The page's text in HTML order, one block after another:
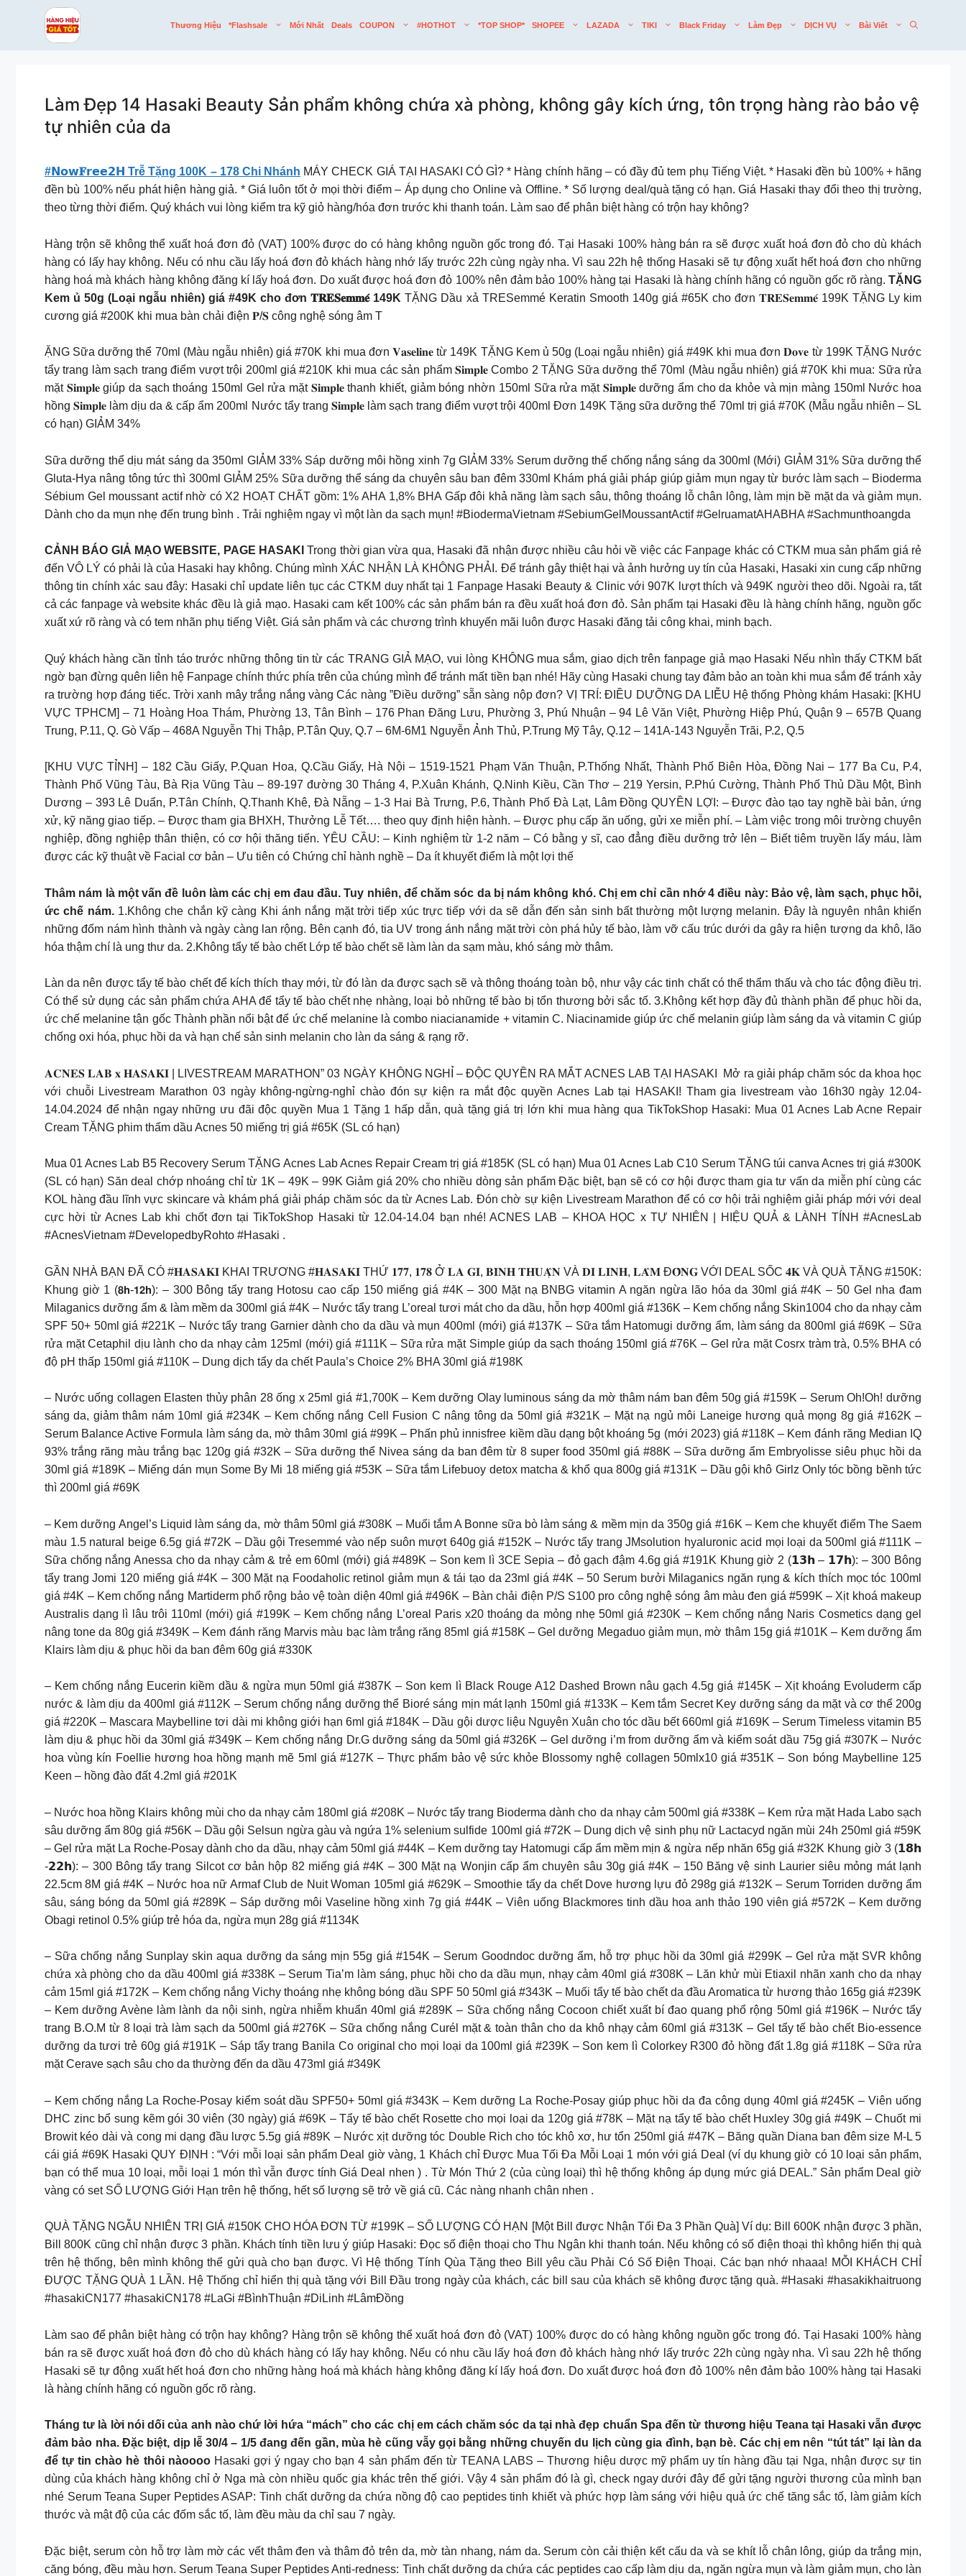
Thương Hiệu *flashsale Mới Nhất Deals COUPON #HOTHOT *TOP SHOP* SHOPEE LAZADA TIKI Black Friday Làm Đẹp DỊCH VỤ Bài Viết
Làm Đẹp 14 Hasaki Beauty Sản phẩm không chứa xà phòng, không gây kích ứng, tôn trọng hàng rào bảo vệ
tự nhiên của da
#𝗡𝗼𝘄𝐅𝗿𝗲𝗲𝟮𝗛 Trễ Tặng 100K – 178 Chi Nhánh MÁY CHECK GIÁ TẠI HASAKI CÓ GÌ?* Hàng chính hãng – có đầy đủ tem phụ Tiếng Việt. * Hasaki đền bù 100% + hãng
đền bù 100% nếu phát hiện hàng giả. * Giá luôn tốt ở mọi thời điểm – Áp dụng cho Online và Offline. * Số lượng deal/quà tặng có hạn. Giá Hasaki thay đổi theo thị trường,
theo từng thời điểm. Quý khách vui lòng kiểm tra kỹ giỏ hàng/hóa đơn trước khi thanh toán. Làm sao để phân biệt hàng có trộn hay không?
Hàng trộn sẽ không thể xuất hoá đơn đỏ (VAT) 100% được do có hàng không nguồn gốc trong đó. Tại Hasaki 100% hàng bán ra sẽ được xuất hoá đơn đỏ cho dù khách
hàng có lấy hay không. Nếu có nhu cầu lấy hoá đơn đỏ khách hàng nhớ lấy trước 22h cùng ngày nha. Vì sau 22h hệ thống Hasaki sẽ tự động xuất hết hoá đơn cho những
hàng hoá mà khách hàng không đăng kí lấy hoá đơn. Do xuất được hoá đơn đỏ 100% nên đảm bảo 100% hàng tại Hasaki là hàng chính hãng có nguồn gốc rõ ràng. TẶNG
Kem ủ 50g (Loại ngẫu nhiên) giá #49K cho đơn 𝐓𝐑𝐄𝐒𝐞𝐦𝐦𝐞́ 149K TẶNG Dầu xả TRESemmé Keratin Smooth 140g giá #65K cho đơn 𝐓𝐑𝐄𝐒𝐞𝐦𝐦𝐞́ 199K TẶNG Ly kim
cương giá #200K khi mua bàn chải điện 𝐏/𝐒 công nghệ sóng âm T
ẶNG Sữa dưỡng thể 70ml (Màu ngẫu nhiên) giá #70K khi mua đơn 𝐕𝐚𝐬𝐞𝐥𝐢𝐧𝐞 từ 149K TẶNG Kem ủ 50g (Loại ngẫu nhiên) giá #49K khi mua đơn 𝐃𝐨𝐯𝐞 từ 199K TẶNG Nước
tẩy trang làm sạch trang điểm vượt trội 200ml giá #210K khi mua các sản phẩm 𝐒𝐢𝐦𝐩𝐥𝐞 Combo 2 TẶNG Sữa dưỡng thể 70ml (Màu ngẫu nhiên) giá #70K khi mua: Sữa rửa
mặt 𝐒𝐢𝐦𝐩𝐥𝐞 giúp da sạch thoáng 150ml Gel rửa mặt 𝐒𝐢𝐦𝐩𝐥𝐞 thanh khiết, giảm bóng nhờn 150ml Sữa rửa mặt 𝐒𝐢𝐦𝐩𝐥𝐞 dưỡng ẩm cho da khỏe và mịn màng 150ml Nước hoa
hồng 𝐒𝐢𝐦𝐩𝐥𝐞 làm dịu da & cấp ẩm 200ml Nước tẩy trang 𝐒𝐢𝐦𝐩𝐥𝐞 làm sạch trang điểm vượt trội 400ml Đơn 149K Tặng sữa dưỡng thể 70ml trị giá #70K (Mẫu ngẫu nhiên – SL
có hạn) GIẢM 34%
Sữa dưỡng thể dịu mát sáng da 350ml GIẢM 33% Sáp dưỡng môi hồng xinh 7g GIẢM 33% Serum dưỡng thể chống nắng sáng da 300ml (Mới) GIẢM 31% Sữa dưỡng thể
Gluta-Hya nâng tông tức thì 300ml GIẢM 25% Sữa dưỡng thể sáng da chuyên sâu ban đêm 330ml Khám phá giải pháp giúp giảm mụn ngay từ bước làm sạch – Bioderma
Sébium Gel moussant actif nhờ có X2 HOẠT CHẤT gồm: 1% AHA 1,8% BHA Gấp đôi khả năng làm sạch sâu, thông thoáng lỗ chân lông, làm mịn bề mặt da và giảm mụn.
Dành cho da mụn nhẹ đến trung bình . Trải nghiệm ngay vì một làn da sạch mụn! #BiodermaVietnam #SebiumGelMoussantActif #GelruamatAHABHA #Sachmunthoangda
CẢNH BÁO GIẢ MẠO WEBSITE, PAGE HASAKITrong thời gian vừa qua, Hasaki đã nhận được nhiều câu hỏi về việc các Fanpage khác có CTKM mua sản phẩm giá rẻ
đến VÔ LÝ có phải là của Hasaki hay không. Chúng mình XÁC NHẬN LÀ KHÔNG PHẢI. Để tránh gây thiệt hại và ảnh hưởng uy tín của Hasaki, Hasaki xin cung cấp những
thông tin chính xác sau đây: Hasaki chỉ update liên tục các CTKM duy nhất tại 1 Fanpage Hasaki Beauty & Clinic với 907K lượt thích và 949K người theo dõi. Ngoài ra, tất
cả các fanpage và website khác đều là giả mạo. Hasaki cam kết 100% các sản phẩm bán ra đều xuất hoá đơn đỏ. Sản phẩm tại Hasaki đều là hàng chính hãng, nguồn gốc
xuất xứ rõ ràng và có tem nhãn phụ tiếng Việt. Giá sản phẩm và các chương trình khuyến mãi luôn được Hasaki đăng tải công khai, minh bạch.
Quý khách hàng cần tỉnh táo trước những thông tin từ các TRANG GIẢ MẠO, vui lòng KHÔNG mua sắm, giao dịch trên fanpage giả mạo Hasaki Nếu nhìn thấy CTKM bất
ngờ bạn đừng quên liên hệ Fanpage chính thức phía trên của chúng mình để tránh mất tiền bạn nhé! Hãy cùng Hasaki chung tay đảm bảo an toàn khi mua sắm để tránh xảy
ra trường hợp đáng tiếc. Trời xanh mây trắng nắng vàng Các nàng ”Điều dưỡng” sẵn sàng nộp đơn? VỊ TRÍ: ĐIỀU DƯỠNG DA LIỄU Hệ thống Phòng khám Hasaki: [KHU
VỰC TPHCM] – 71 Hoàng Hoa Thám, Phường 13, Tân Bình – 176 Phan Đăng Lưu, Phường 3, Phú Nhuận – 94 Lê Văn Việt, Phường Hiệp Phú, Quận 9 – 657B Quang
Trung, P.11, Q. Gò Vấp – 468A Nguyễn Thị Thập, P.Tân Quy, Q.7 – 6M-6M1 Nguyễn Ảnh Thủ, P.Trung Mỹ Tây, Q.12 – 141A-143 Nguyễn Trãi, P.2, Q.5
[KHU VỰC TỈNH] – 182 Cầu Giấy, P.Quan Hoa, Q.Cầu Giấy, Hà Nội – 1519-1521 Phạm Văn Thuận, P.Thống Nhất, Thành Phố Biên Hòa, Đồng Nai – 177 Ba Cu, P.4,
Thành Phố Vũng Tàu, Bà Rịa Vũng Tàu – 89-197 đường 30 Tháng 4, P.Xuân Khánh, Q.Ninh Kiều, Cần Thơ – 219 Yersin, P.Phú Cường, Thành Phố Thủ Dầu Một, Bình
Dương – 393 Lê Duẩn, P.Tân Chính, Q.Thanh Khê, Đà Nẵng – 1-3 Hai Bà Trưng, P.6, Thành Phố Đà Lạt, Lâm Đồng QUYỀN LỢI: – Được đào tạo tay nghề bài bản, ứng
xử, kỹ năng giao tiếp. – Được tham gia BHXH, Thưởng Lễ Tết…. theo quy định hiện hành. – Được phụ cấp ăn uống, gửi xe miễn phí. – Làm việc trong môi trường chuyên
nghiệp, đồng nghiệp thân thiện, có cơ hội thăng tiến. YÊU CẦU: – Kinh nghiệm từ 1-2 năm – Có bằng y sĩ, cao đẳng điều dưỡng trở lên – Biết tiêm truyền lấy máu, làm
được các kỹ thuật về Facial cơ bản – Ưu tiên có Chứng chỉ hành nghề – Da ít khuyết điểm là một lợi thế
Thâm nám là một vấn đề luôn làm các chị em đau đầu. Tuy nhiên, để chăm sóc da bị nám không khó. Chị em chỉ cần nhớ 4 điều này: Bảo vệ, làm sạch, phục hồi,
ức chế nám.1.Không che chắn kỹ càng Khi ánh nắng mặt trời tiếp xúc trực tiếp với da sẽ dẫn đến sản sinh bất thường một lượng melanin. Đây là nguyên nhân khiến
những đốm nám hình thành và ngày càng lan rộng. Bên cạnh đó, tia UV trong ánh nắng mặt trời còn phá hủy tế bào, làm vỡ cấu trúc dưới da gây ra hiện tượng da khô, lão
hóa thậm chí là ung thư da. 2.Không tẩy tế bào chết Lớp tế bào chết sẽ làm làn da sạm màu, khó sáng mờ thâm.
Làn da nên được tẩy tế bào chết để kích thích thay mới, từ đó làn da được sạch sẽ và thông thoáng toàn bộ, như vậy các tinh chất có thể thẩm thấu và cho tác động điều trị.
Có thể sử dụng các sản phẩm chứa AHA để tẩy tế bào chết nhẹ nhàng, loại bỏ những tế bào bị tổn thương bởi sắc tố. 3.Không kết hợp đầy đủ thành phần để phục hồi da,
ức chế melanine tận gốc Thành phần nổi bật để ức chế melanine là combo niacianamide + vitamin C. Niacinamide giúp ức chế melanin giúp làm sáng da và vitamin C giúp
chống oxi hóa, phục hồi da và hạn chế sản sinh melanin cho làn da sáng & rạng rỡ.
𝐀𝐂𝐍𝐄𝐒 𝐋𝐀𝐁 𝐱 𝐇𝐀𝐒𝐀𝐊𝐈 | LIVESTREAM MARATHON” 03 NGÀY KHÔNG NGHỈ – ĐỘC QUYỀN RA MẮT ACNES LAB TẠI HASAKI ️ Mở ra giải pháp chăm sóc da khoa học
với chuỗi Livestream Marathon 03 ngày không-ngừng-nghỉ chào đón sự kiện ra mắt độc quyền Acnes Lab tại HASAKI! Tham gia livestream vào 16h30 ngày 12.04-
14.04.2024 để nhận ngay những ưu đãi độc quyền Mua 1 Tặng 1 hấp dẫn, quà tặng giá trị lớn khi mua hàng qua TikTokShop Hasaki: Mua 01 Acnes Lab Acne Repair
Cream TẶNG phim thấm dầu Acnes 50 miếng trị giá #65K (SL có hạn)
Mua 01 Acnes Lab B5 Recovery Serum TẶNG Acnes Lab Acnes Repair Cream trị giá #185K (SL có hạn) Mua 01 Acnes Lab C10 Serum TẶNG túi canva Acnes trị giá #300K
(SL có hạn) Săn deal chớp nhoáng chỉ từ 1K – 49K – 99K Giảm giá 20% cho nhiều dòng sản phẩm Đặc biệt, bạn sẽ có cơ hội được tham gia tư vấn da miễn phí cùng các
KOL hàng đầu lĩnh vực skincare và khám phá giải pháp chăm sóc da từ Acnes Lab. Đón chờ sự kiện Livestream Marathon để có cơ hội trải nghiệm giải pháp mới với deal
cực hời từ Acnes Lab khi chốt đơn tại TikTokShop Hasaki từ 12.04-14.04 bạn nhé! ACNES LAB – KHOA HỌC x TỰ NHIÊN | HIỆU QUẢ & LÀNH TÍNH #AcnesLab
#AcnesVietnam #DevelopedbyRohto #Hasaki .
GẦN NHÀ BẠN ĐÃ CÓ #𝐇𝐀𝐒𝐀𝐊𝐈 KHAI TRƯƠNG #𝐇𝐀𝐒𝐀𝐊𝐈 THỨ 𝟏𝟕𝟕, 𝟏𝟕𝟖 Ở 𝐋𝐀 𝐆𝐈, 𝐁𝐈̀𝐍𝐇 𝐓𝐇𝐔𝐀̣̂𝐍 VÀ 𝐃𝐈 𝐋𝐈𝐍𝐇, 𝐋𝐀̂𝐌 Đ𝐎̂̀𝐍𝐆 VỚI DEAL SỐC 𝟒𝐊 VÀ QUÀ TẶNG #150K:
Khung giờ 1 (𝟴𝗵-𝟭𝟮𝗵): – 300 Bông tẩy trang Hotosu cao cấp 150 miếng giá #4K – 300 Mặt nạ BNBG vitamin A ngăn ngừa lão hóa da 30ml giá #4K – 50 Gel nha đam
Milaganics dưỡng ẩm & làm mềm da 300ml giá #4K – Nước tẩy trang L’oreal tươi mát cho da dầu, hỗn hợp 400ml giá #136K – Kem chống nắng Skin1004 cho da nhạy cảm
SPF 50+ 50ml giá #221K – Nước tẩy trang Garnier dành cho da dầu và mụn 400ml (mới) giá #137K – Sữa tắm Hatomugi dưỡng ẩm, làm sáng da 800ml giá #69K – Sữa
rửa mặt Cetaphil dịu lành cho da nhạy cảm 125ml (mới) giá #111K – Sữa rửa mặt Simple giúp da sạch thoáng 150ml giá #76K – Gel rửa mặt Cosrx tràm trà, 0.5% BHA có
độ pH thấp 150ml giá #110K – Dung dịch tẩy da chết Paula’s Choice 2% BHA 30ml giá #198K
– Nước uống collagen Elasten thủy phân 28 ống x 25ml giá #1,700K – Kem dưỡng Olay luminous sáng da mờ thâm nám ban đêm 50g giá #159K – Serum Oh!Oh! dưỡng
sáng da, giảm thâm nám 10ml giá #234K – Kem chống nắng Cell Fusion C nâng tông da 50ml giá #321K – Mặt nạ ngủ môi Laneige hương quả mọng 8g giá #162K –
Serum Balance Active Formula làm sáng da, mờ thâm 30ml giá #99K – Phấn phủ innisfree kiềm dầu dạng bột khoáng 5g (mới 2023) giá #118K – Kem đánh răng Median IQ
93% trắng răng màu trắng bạc 120g giá #32K – Sữa dưỡng thể Nivea sáng da ban đêm từ 8 super food 350ml giá #88K – Sữa dưỡng ẩm Embryolisse siêu phục hồi da
30ml giá #189K – Miếng dán mụn Some By Mi 18 miếng giá #53K – Sữa tắm Lifebuoy detox matcha & khổ qua 800g giá #131K – Dầu gội khô Girlz Only tóc bồng bềnh tức
thì 200ml giá #69K
– Kem dưỡng Angel’s Liquid làm sáng da, mờ thâm 50ml giá #308K – Muối tắm A Bonne sữa bò làm sáng & mềm mịn da 350g giá #16K – Kem che khuyết điểm The Saem
màu 1.5 natural beige 6.5g giá #72K – Dầu gội Tresemmé vào nếp suôn mượt 640g giá #152K – Nước tẩy trang JMsolution hyaluronic acid mọi loại da 500ml giá #111K –
Sữa chống nắng Anessa cho da nhạy cảm & trẻ em 60ml (mới) giá #489K – Son kem lì 3CE Sepia – đỏ gạch đậm 4.6g giá #191K Khung giờ 2 (𝟭𝟯𝗵 – 𝟭𝟳𝗵): – 300 Bông
tẩy trang Jomi 120 miếng giá #4K – 300 Mặt nạ Foodaholic retinol giảm mụn & tái tạo da 23ml giá #4K – 50 Serum bưởi Milaganics ngăn rụng & kích thích mọc tóc 100ml
giá #4K – Kem chống nắng Martiderm phổ rộng bảo vệ toàn diện 40ml giá #496K – Bàn chải điện P/S S100 pro công nghệ sóng âm màu đen giá #599K – Xịt khoá makeup
Australis dạng lì lâu trôi 110ml (mới) giá #199K – Kem chống nắng L’oreal Paris x20 thoáng da mỏng nhẹ 50ml giá #230K – Kem chống nắng Naris Cosmetics dạng gel
nâng tone da 80g giá #349K – Kem đánh răng Marvis màu bạc làm trắng răng 85ml giá #158K – Gel dưỡng Megaduo giảm mụn, mờ thâm 15g giá #101K – Kem dưỡng ẩm
Klairs làm dịu & phục hồi da ban đêm 60g giá #330K
– Kem chống nắng Eucerin kiềm dầu & ngừa mụn 50ml giá #387K – Son kem lì Black Rouge A12 Dashed Brown nâu gạch 4.5g giá #145K – Xịt khoáng Evoluderm cấp
nước & làm dịu da 400ml giá #112K – Serum chống nắng dưỡng thể Bioré sáng mịn mát lạnh 150ml giá #133K – Kem tắm Secret Key dưỡng sáng da mặt và cơ thể 200g
giá #220K – Mascara Maybelline tơi dài mi không giới hạn 6ml giá #184K – Dầu gội dược liệu Nguyên Xuân cho tóc dầu bết 660ml giá #169K – Serum Timeless vitamin B5
làm dịu & phục hồi da 30ml giá #349K – Kem chống nắng Dr.G dưỡng sáng da 50ml giá #326K – Gel dưỡng i’m from dưỡng ẩm và kiểm soát dầu 75g giá #307K – Nước
hoa vùng kín Foellie hương hoa hồng mạnh mẽ 5ml giá #127K – Thực phẩm bảo vệ sức khỏe Blossomy nghệ collagen 50mlx10 giá #351K – Son bóng Maybelline 125
Keen – hồng đào đất 4.2ml giá #201K
– Nước hoa hồng Klairs không mùi cho da nhạy cảm 180ml giá #208K – Nước tẩy trang Bioderma dành cho da nhạy cảm 500ml giá #338K – Kem rửa mặt Hada Labo sạch
sâu dưỡng ẩm 80g giá #56K – Dầu gội Selsun ngừa gàu và ngứa 1% selenium sulfide 100ml giá #72K – Dung dịch vệ sinh phụ nữ Lactacyd ngăn mùi 24h 250ml giá #59K
– Gel rửa mặt La Roche-Posay dành cho da dầu, nhạy cảm 50ml giá #44K – Kem dưỡng tay Hatomugi cấp ẩm mềm mịn & ngừa nếp nhăn 65g giá #32K Khung giờ 3 (𝟭𝟴𝗵
-𝟮𝟮𝗵): – 300 Bông tẩy trang Silcot cơ bản hộp 82 miếng giá #4K – 300 Mặt nạ Wonjin cấp ẩm chuyên sâu 30g giá #4K – 150 Băng vệ sinh Laurier siêu mỏng mát lạnh
22.5cm 8M giá #4K – Nước hoa nữ Armaf Club de Nuit Woman 105ml giá #629K – Smoothie tẩy da chết Dove hương lựu đỏ 298g giá #132K – Serum Torriden dưỡng ẩm
sâu, sáng bóng da 50ml giá #289K – Sáp dưỡng môi Vaseline hồng xinh 7g giá #44K – Viên uống Blackmores tinh dầu hoa anh thảo 190 viên giá #572K – Kem dưỡng
Obagi retinol 0.5% giúp trẻ hóa da, ngừa mụn 28g giá #1134K
– Sữa chống nắng Sunplay skin aqua dưỡng da sáng mịn 55g giá #154K – Serum Goodndoc dưỡng ẩm, hỗ trợ phục hồi da 30ml giá #299K – Gel rửa mặt SVR không
chứa xà phòng cho da dầu 400ml giá #338K – Serum Tia’m làm sáng, phục hồi cho da dầu mụn, nhạy cảm 40ml giá #308K – Lăn khử mùi Etiaxil nhãn xanh cho da nhạy
cảm 15ml giá #172K – Kem chống nắng Vichy thoáng nhẹ không bóng dầu SPF 50 50ml giá #343K – Muối tẩy tế bào chết da đầu Aromatica từ hương thảo 165g giá #239K
– Kem dưỡng Avène làm lành da nội sinh, ngừa nhiễm khuẩn 40ml giá #289K – Sữa chống nắng Cocoon chiết xuất bí đao quang phổ rộng 50ml giá #196K – Nước tẩy
trang B.O.M từ 8 loại trà làm sạch da 500ml giá #276K – Sữa chống nắng Curél mặt & toàn thân cho da khô nhạy cảm 60ml giá #313K – Gel tẩy tế bào chết Bio-essence
dưỡng da tươi trẻ 60g giá #191K – Sáp tẩy trang Banila Co original cho mọi loại da 100ml giá #239K – Son kem lì Colorkey R300 đỏ hồng đất 1.8g giá #118K – Sữa rửa
mặt Cerave sạch sâu cho da thường đến da dầu 473ml giá #349K
– Kem chống nắng La Roche-Posay kiểm soát dầu SPF50+ 50ml giá #343K – Kem dưỡng La Roche-Posay giúp phục hồi da đa công dụng 40ml giá #245K – Viên uống
DHC zinc bổ sung kẽm gói 30 viên (30 ngày) giá #69K – Tẩy tế bào chết Rosette cho mọi loại da 120g giá #78K – Mặt nạ tẩy tế bào chết Huxley 30g giá #49K – Chuốt mi
Browit kéo dài và cong mi dạng đầu lược 5.5g giá #89K – Nước xịt dưỡng tóc Double Rich cho tóc khô xơ, hư tổn 250ml giá #47K – Băng quần Diana ban đêm size M-L 5
cái giá #69K Hasaki QUY ĐỊNH : “Với mỗi loại sản phẩm Deal giờ vàng, 1 Khách chỉ Được Mua Tối Đa Mỗi Loại 1 món với giá Deal (ví dụ khung giờ có 10 loại sản phẩm,
bạn có thể mua 10 loại, mỗi loại 1 món thì vẫn được tính Giá Deal nhen ) . Từ Món Thứ 2 (của cùng loại) thì hệ thống không áp dụng mức giá DEAL.” Sản phẩm Deal giờ
vàng có set SỐ LƯỢNG Giới Hạn trên hệ thống, hết số lượng sẽ trở về giá cũ. Các nàng nhanh chân nhen .
QUÀ TẶNG NGẪU NHIÊN TRỊ GIÁ #150K CHO HÓA ĐƠN TỪ #199K – SỐ LƯỢNG CÓ HẠN [Một Bill được Nhận Tối Đa 3 Phần Quà] Ví dụ: Bill 600K nhận được 3 phần,
Bill 800K cũng chỉ nhận được 3 phần. Khách tính tiền lưu ý giúp Hasaki: Đọc số điện thoại cho Thu Ngân khi thanh toán. Nếu không có số điện thoại thì không hiển thị quà
trên hệ thống, bên mình không thể gửi quà cho bạn được. Vì Hệ thống Tính Qùa Tặng theo Bill yêu cầu Phải Có Số Điện Thoại. Các bạn nhớ nhaaa! MỖI KHÁCH CHỈ
ĐƯỢC TẶNG QUÀ 1 LẦN. Hệ Thống chỉ hiển thị quà tặng với Bill Đầu trong ngày của khách, các bill sau của khách sẽ không được tặng quà. #Hasaki #hasakikhaitruong
#hasakiCN177 #hasakiCN178 #LaGi #BìnhThuận #DiLinh #LâmĐồng
Làm sao để phân biệt hàng có trộn hay không? Hàng trộn sẽ không thể xuất hoá đơn đỏ (VAT) 100% được do có hàng không nguồn gốc trong đó. Tại Hasaki 100% hàng
bán ra sẽ được xuất hoá đơn đỏ cho dù khách hàng có lấy hay không. Nếu có nhu cầu lấy hoá đơn đỏ khách hàng nhớ lấy trước 22h cùng ngày nha. Vì sau 22h hệ thống
Hasaki sẽ tự động xuất hết hoá đơn cho những hàng hoá mà khách hàng không đăng kí lấy hoá đơn. Do xuất được hoá đơn đỏ 100% nên đảm bảo 100% hàng tại Hasaki
là hàng chính hãng có nguồn gốc rõ ràng.
Tháng tư là lời nói dối của anh nào chứ lời hứa “mách” cho các chị em cách chăm sóc da tại nhà đẹp chuẩn Spa đến từ thương hiệu Teana tại Hasaki vẫn được
đảm bảo nha. Đặc biệt, dịp lễ 30/4 – 1/5 đang đến gần, mùa hè cũng vẫy gọi bằng những chuyến du lịch cùng gia đình, bạn bè. Các chị em nên “tút tát” lại làn da
để tự tin chào hè thôi nàooooHasaki gợi ý ngay cho bạn 4 sản phẩm đến từ TEANA LABS – Thương hiệu dược mỹ phẩm uy tín hàng đầu tại Nga, nhận được sự tin
dùng của khách hàng không chỉ ở Nga mà còn nhiều quốc gia khác trên thế giới. Vậy 4 sản phẩm đó là gì, check ngay dưới đây để gửi tặng người thương của mình bạn
nhé Serum Teana Super Peptides ASAP: Tinh chất dưỡng da chứa nồng độ cao peptides tinh khiết và phức hợp làm sáng với hiệu quả ức chế tăng sắc tố, làm giảm kích
thước và mật độ của các đốm sắc tố, làm đều màu da chỉ sau 7 ngày.
Đặc biệt, serum còn hỗ trợ làm mờ các vết thâm đen và thâm đỏ trên da, mờ tàn nhang, nám da. Serum còn cải thiện kết cấu da và se khít lỗ chân lông, giúp da trắng mịn,
căng bóng, đều màu hơn. Serum Teana Super Peptides Anti-redness: Tinh chất dưỡng da chứa các peptides cao cấp làm dịu da, ngăn ngừa mụn và làm giảm mụn, cho làn